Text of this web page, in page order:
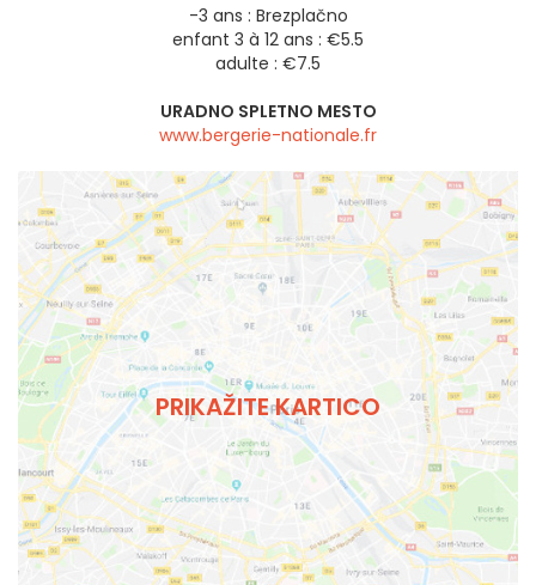
-3 ans : Brezplačno
enfant 3 à 12 ans : €5.5
adulte : €7.5
URADNO SPLETNO MESTO
www.bergerie-nationale.fr
PRIKAŽITE KARTICO